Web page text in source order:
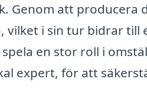
Genom att producera
vilket i sin tur bidrar
en stor roll i
expert, för att